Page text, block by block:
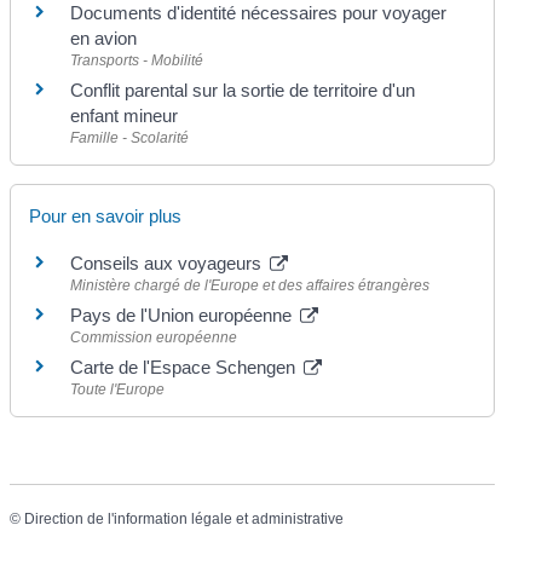
Documents d'identité nécessaires pour voyager
en avion
Transports - Mobilité
Conflit parental sur la sortie de territoire d'un
enfant mineur
Famille - Scolarité
Pour en savoir plus
Conseils aux voyageurs
Ministère chargé de l'Europe et des affaires étrangères
Pays de l'Union européenne
Commission européenne
Carte de l'Espace Schengen
Toute l'Europe
© Direction de l'information légale et administrative